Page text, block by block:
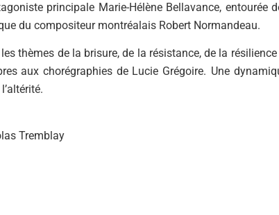
principale Marie-Hélène Bellavance, entourée
du compositeur montréalais Robert Normandeau.
thèmes de la brisure, de la résistance, de la résilience
aux chorégraphies de Lucie Grégoire. Une
Tremblay